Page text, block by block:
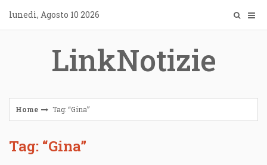
content
lunedì, Agosto 10 2026
LinkNotizie
Home Tag: “Gina”
Tag: “Gina”